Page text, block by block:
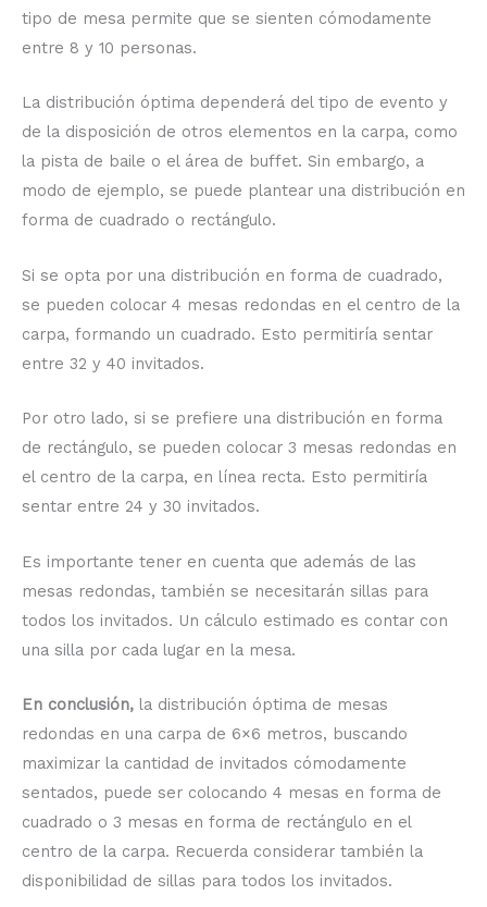
tipo de mesa permite que se sienten cómodamente
entre 8 y 10 personas.
La distribución óptima dependerá del tipo de evento y
de la disposición de otros elementos en la carpa, como
la pista de baile o el área de buffet. Sin embargo, a
modo de ejemplo, se puede plantear una distribución en
forma de cuadrado o rectángulo.
Si se opta por una distribución en forma de cuadrado,
se pueden colocar 4 mesas redondas en el centro de la
carpa, formando un cuadrado. Esto permitiría sentar
entre 32 y 40 invitados.
Por otro lado, si se prefiere una distribución en forma
de rectángulo, se pueden colocar 3 mesas redondas en
el centro de la carpa, en línea recta. Esto permitiría
sentar entre 24 y 30 invitados.
Es importante tener en cuenta que además de las
mesas redondas, también se necesitarán sillas para
todos los invitados. Un cálculo estimado es contar con
una silla por cada lugar en la mesa.
En conclusión, la distribución óptima de mesas
redondas en una carpa de 6×6 metros, buscando
maximizar la cantidad de invitados cómodamente
sentados, puede ser colocando 4 mesas en forma de
cuadrado o 3 mesas en forma de rectángulo en el
centro de la carpa. Recuerda considerar también la
disponibilidad de sillas para todos los invitados.